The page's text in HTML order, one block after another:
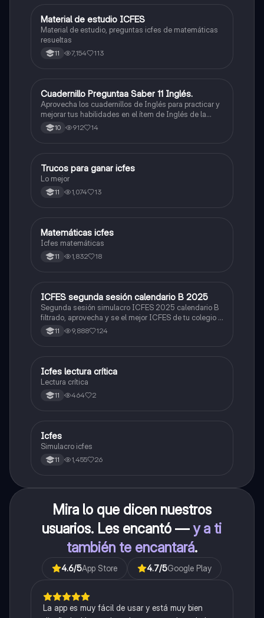
ICFES: Matemáticas
Material de estudio ICFES
Material de estudio, preguntas icfes de matemáticas
resueltas
11 7,154 113
ICFES: Inglés
Cuadernillo Preguntaa Saber 11 Inglés.
Aprovecha los cuadernillos de Inglés para practicar y
mejorar tus habilidades en el ítem de Inglés de la
Prueba Saber 11. 🫡
10 912 14
Química
Trucos para ganar icfes
Lo mejor
11 1,074 13
ICFES: Matemáticas
Matemáticas icfes
Icfes matemáticas
11 1,832 18
ICFES: Lectura Crítica
ICFES segunda sesión calendario B 2025
Segunda sesión simulacro ICFES 2025 calendario B
filtrado, aprovecha y se el mejor ICFES de tu colegio y
poder ingresar a universidad, y estudiar aquella
carrera con la que tanto sueñas.
11 9,888 124
Lengua Castellana
Icfes lectura crítica
Lectura crítica
11 464 2
ICFES: Sociales y Ciudadanas
Icfes
Simulacro icfes
11 1,455 26
Mira lo que dicen nuestros
usuarios. Les encantó —y a ti
también te encantará.
4.6/5App Store 4.7/5Google Play
La app es muy fácil de usar y está muy bien